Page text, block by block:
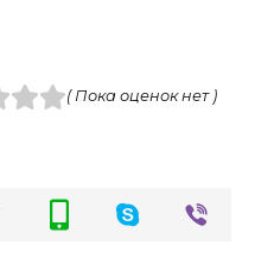
( Пока оценок нет )